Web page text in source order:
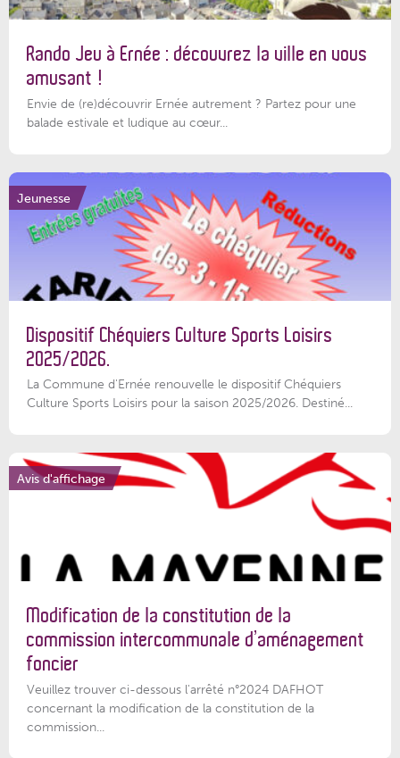
Rando Jeu à Ernée : découvrez la ville en vous
amusant !
Envie de (re)découvrir Ernée autrement ? Partez pour une
balade estivale et ludique au cœur...
Jeunesse
Dispositif Chéquiers Culture Sports Loisirs
2025/2026.
La Commune d'Ernée renouvelle le dispositif Chéquiers
Culture Sports Loisirs pour la saison 2025/2026. Destiné...
Avis d'affichage
Modification de la constitution de la
commission intercommunale d’aménagement
foncier
Veuillez trouver ci-dessous l'arrêté n°2024 DAFHOT
concernant la modification de la constitution de la
commission...